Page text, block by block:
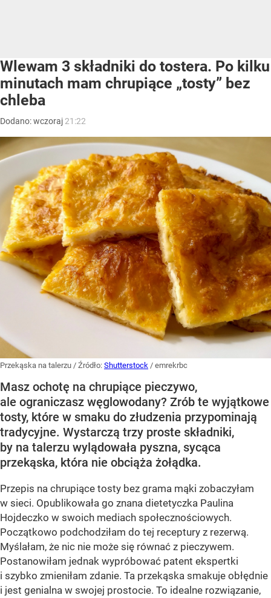
Wlewam 3 składniki do tostera. Po kilku
minutach mam chrupiące „tosty” bez
chleba
Dodano:wczoraj 21:22
Przekąska na talerzu / Źródło: Shutterstock / emrekrbc
Masz ochotę na chrupiące pieczywo,
ale ograniczasz węglowodany? Zrób te wyjątkowe
tosty, które w smaku do złudzenia przypominają
tradycyjne. Wystarczą trzy proste składniki,
by na talerzu wylądowała pyszna, sycąca
przekąska, która nie obciąża żołądka.
Przepis na chrupiące tosty bez grama mąki zobaczyłam
w sieci. Opublikowała go znana dietetyczka Paulina
Hojdeczko w swoich mediach społecznościowych.
Początkowo podchodziłam do tej receptury z rezerwą.
Myślałam, że nic nie może się równać z pieczywem.
Postanowiłam jednak wypróbować patent ekspertki
i szybko zmieniłam zdanie. Ta przekąska smakuje obłędnie
i jest genialna w swojej prostocie. To idealne rozwiązanie,